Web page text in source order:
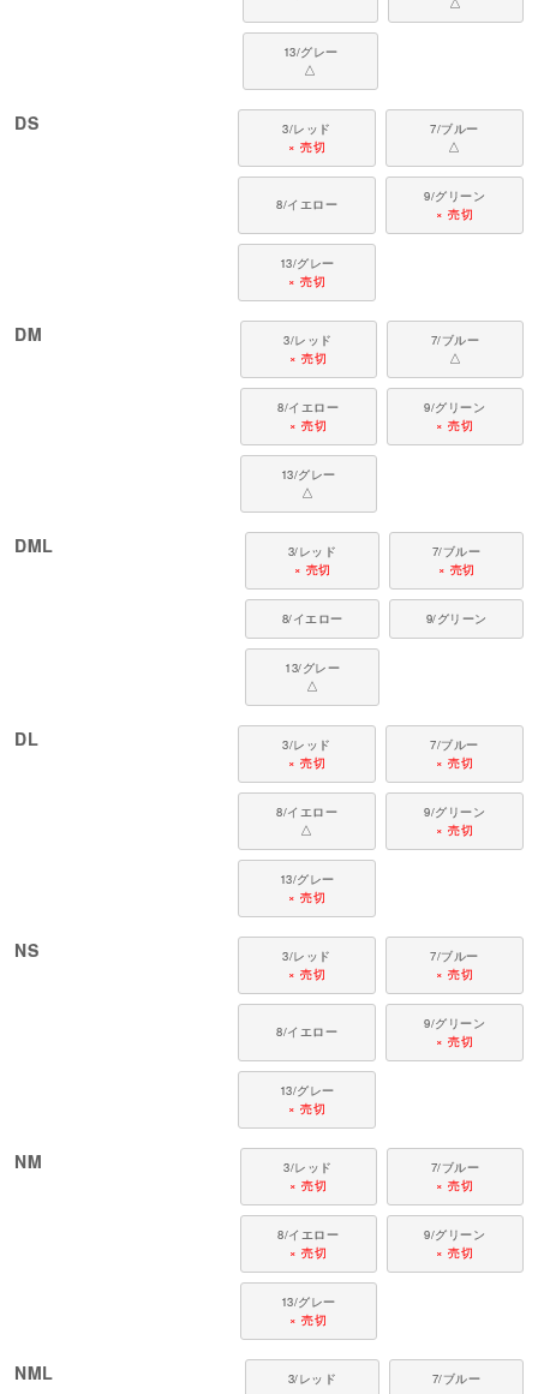
13/グレー
△
DS
3/レッド
× 売切
7/ブルー
△
8/イエロー
9/グリーン
× 売切
13/グレー
× 売切
DM
3/レッド
× 売切
7/ブルー
△
8/イエロー
× 売切
9/グリーン
× 売切
13/グレー
△
DML
3/レッド
× 売切
7/ブルー
× 売切
8/イエロー 9/グリーン
13/グレー
△
DL
3/レッド
× 売切
7/ブルー
× 売切
8/イエロー
△
9/グリーン
× 売切
13/グレー
× 売切
NS
3/レッド
× 売切
7/ブルー
× 売切
8/イエロー
9/グリーン
× 売切
13/グレー
× 売切
NM
3/レッド
× 売切
7/ブルー
× 売切
8/イエロー
× 売切
9/グリーン
× 売切
13/グレー
× 売切
NML 3/レッド 7/ブルー